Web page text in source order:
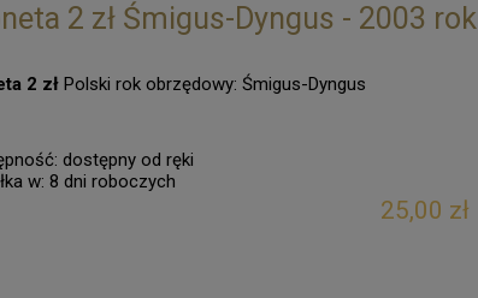
2 zł Śmigus-Dyngus - 2003 rok
2 zł Polski rok obrzędowy: Śmigus-Dyngus
dostępny od ręki
w: 8 dni roboczych
25,00 zł